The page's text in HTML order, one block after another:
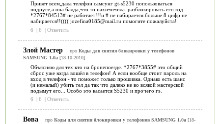
Привет всем,дала телефон самсунг gt-s5230 попользоваться
подруге,а она балда,что то нахичичила. разблокировать его.код
*2767*84513# не работает!!!и # не набирается.больше 8 цифр не
набирается!!(((( jozefina0185@mail.ru помогите пожалуйста!
6
| 6 | Ответить
Злой Мастер про Коды для снятия блокировки у телефонов
SAMSUNG 1.0a[18-10-2010]
Объясняю для тех кто на бронепоезде. *2767*3855# это общий
сброс уже когда вошёл в телефон! А если вообще стоит пароль на
вход в телефон - то поможет только прошивка. Однако есть шанс
(и немалый) убить тел да так что далеко не во всякой мастерской
подымут его... Особо это касается S5230 и прочего гэ.
6
| 6 | Ответить
Вова про Коды для снятия блокировки у телефонов SAMSUNG 1.0a[18-